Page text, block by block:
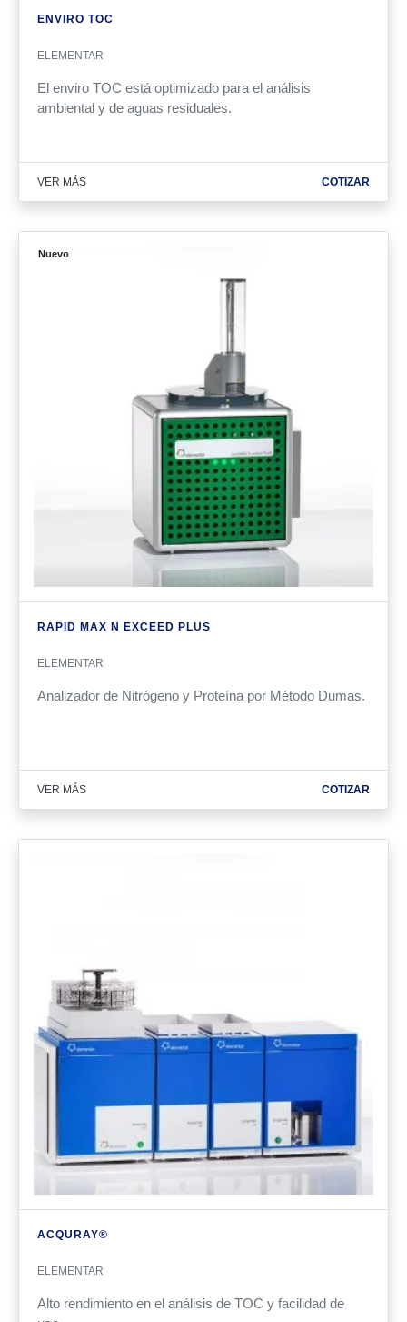
ENVIRO TOC
ELEMENTAR
El enviro TOC está optimizado para el análisis
ambiental y de aguas residuales.
VER MÁS COTIZAR
Nuevo
RAPID MAX N EXCEED PLUS
ELEMENTAR
Analizador de Nitrógeno y Proteína por Método Dumas.
VER MÁS COTIZAR
ACQURAY®
ELEMENTAR
Alto rendimiento en el análisis de TOC y facilidad de